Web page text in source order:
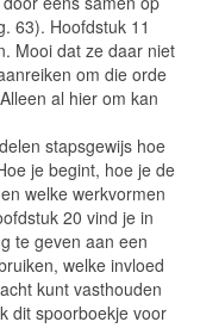
63). Hoofdstuk 11
Mooi dat ze daar niet
om die orde
al hier om kan
stapsgewijs hoe
je begint, hoe je de
welke werkvormen
20 vind je in
te geven aan een
welke invloed
kunt vasthouden
dit spoorboekje voor